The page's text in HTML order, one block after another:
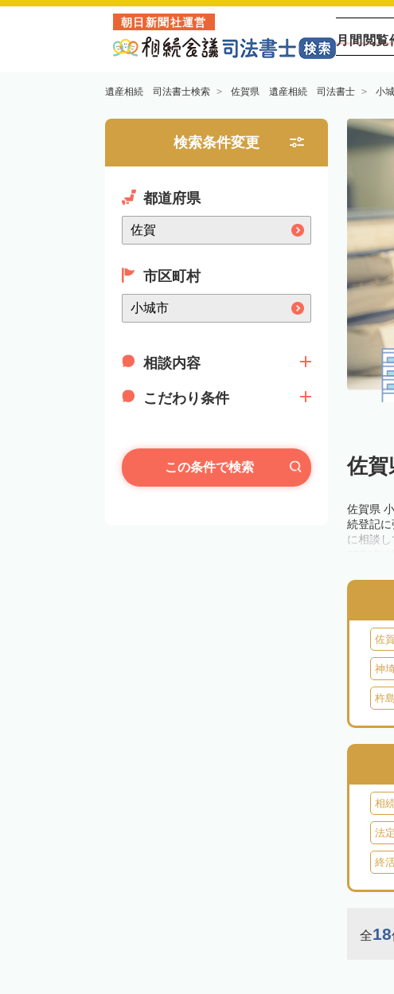
朝日新聞社運営
月間閲覧
遺産相続 司法書士検索 佐賀県 遺産相続 司法書士 小
検索条件変更
都道府県
市区町村
相談内容
こだわり条件
この条件で検索 佐賀
佐賀県
続登記
に相談し
きが必要
相続登
制度の
佐
神
杵
相
法
終
全18